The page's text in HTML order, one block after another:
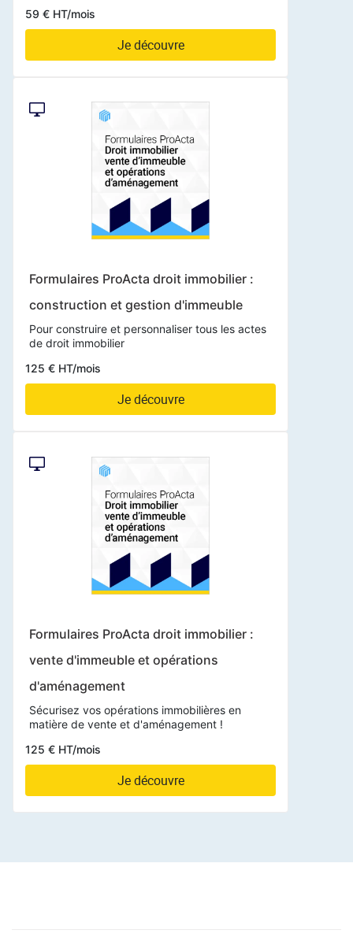
59 € HT/mois
Je découvre
Formulaires ProActa droit immobilier :
construction et gestion d'immeuble
Pour construire et personnaliser tous les actes
de droit immobilier
125 € HT/mois
Je découvre
Formulaires ProActa droit immobilier :
vente d'immeuble et opérations
d'aménagement
Sécurisez vos opérations immobilières en
matière de vente et d'aménagement !
125 € HT/mois
Je découvre